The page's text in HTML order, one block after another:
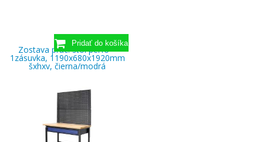
Zostava prac. stôl perfo +
1zásuvka, 1190x680x1920mm
šxhxv, čierna/modrá